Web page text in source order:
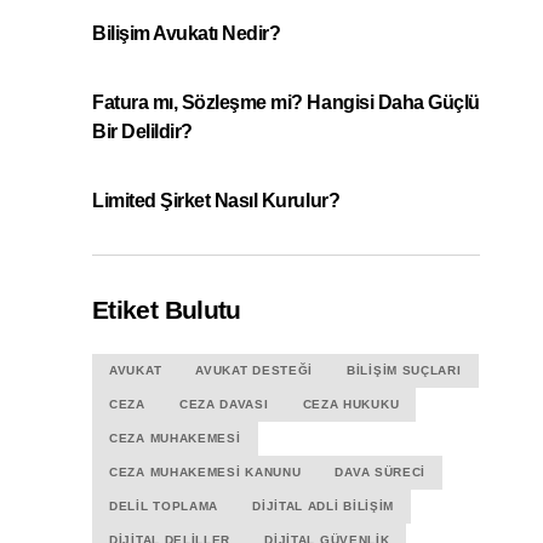
Bilişim Avukatı Nedir?
Fatura mı, Sözleşme mi? Hangisi Daha Güçlü
Bir Delildir?
Limited Şirket Nasıl Kurulur?
Etiket Bulutu
AVUKAT AVUKAT DESTEĞI BILIŞIM SUÇLARI
CEZA CEZA DAVASI CEZA HUKUKU
CEZA MUHAKEMESI
CEZA MUHAKEMESI KANUNU DAVA SÜRECI
DELIL TOPLAMA DIJITAL ADLI BILIŞIM
DIJITAL DELILLER DIJITAL GÜVENLIK